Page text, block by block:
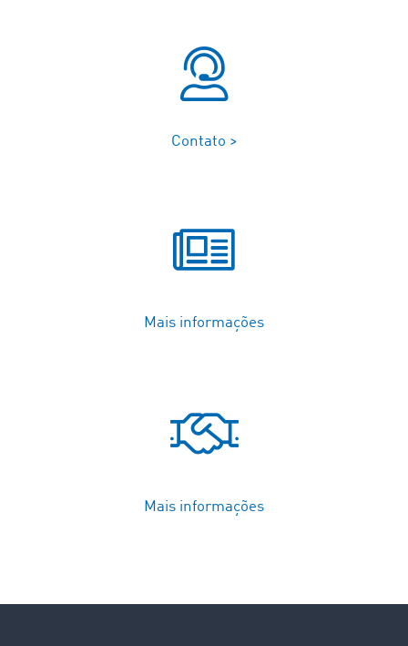
Contato >
Mais informações
Mais informações